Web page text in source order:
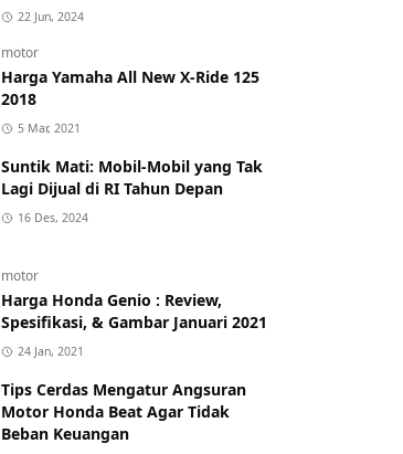
22 Jun, 2024
motor
Harga Yamaha All New X-Ride 125
2018
5 Mar, 2021
Suntik Mati: Mobil-Mobil yang Tak
Lagi Dijual di RI Tahun Depan
16 Des, 2024
motor
Harga Honda Genio : Review,
Spesifikasi, & Gambar Januari 2021
24 Jan, 2021
Tips Cerdas Mengatur Angsuran
Motor Honda Beat Agar Tidak
Beban Keuangan